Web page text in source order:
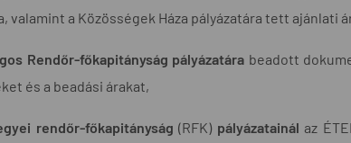
valamint a Közösségek Háza pályázatára tett ajánlati
Rendőr-főkapitányság pályázatára beadott
és a beadási árakat,
rendőr-főkapitányság (RFK) pályázatainál az